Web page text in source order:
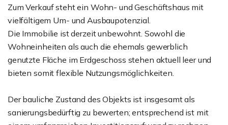
Zum Verkauf steht ein Wohn- und Geschäftshaus mit
vielfältigem Um- und Ausbaupotenzial.
Die Immobilie ist derzeit unbewohnt. Sowohl die
Wohneinheiten als auch die ehemals gewerblich
genutzte Fläche im Erdgeschoss stehen aktuell leer und
bieten somit flexible Nutzungsmöglichkeiten.
Der bauliche Zustand des Objekts ist insgesamt als
sanierungsbedürftig zu bewerten; entsprechend ist mit